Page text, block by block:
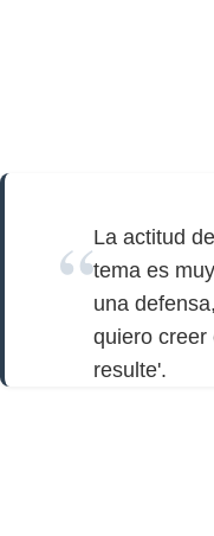
La actitud
tema es
una
quiero creer
resulte'.